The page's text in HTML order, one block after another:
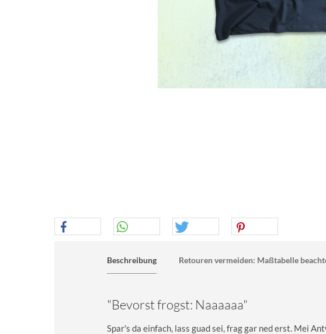
Beschreibung Retouren vermeiden: Maßtabelle
"Bevorst frogst: Naaaaaa"
Spar's da einfach, lass guad sei, frag gar ned erst. Mei